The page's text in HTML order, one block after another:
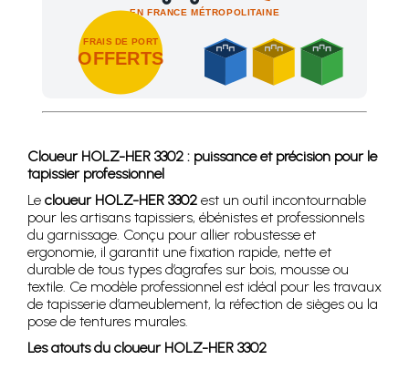
EN FRANCE MÉTROPOLITAINE
FRAIS DE PORT
OFFERTS
Achetez 4 sachets ou boîtes d'agrafes ou de pointes et
Cloueur HOLZ-HER 3302 : puissance et précision pour le
tapissier professionnel
Le cloueur HOLZ-HER 3302 est un outil incontournable
pour les artisans tapissiers, ébénistes et professionnels
du garnissage. Conçu pour allier robustesse et
ergonomie, il garantit une fixation rapide, nette et
durable de tous types d’agrafes sur bois, mousse ou
textile. Ce modèle professionnel est idéal pour les travaux
de tapisserie d’ameublement, la réfection de sièges ou la
pose de tentures murales.
Les atouts du cloueur HOLZ-HER 3302